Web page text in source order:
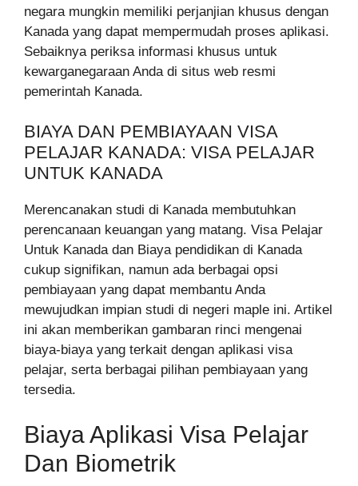
negara mungkin memiliki perjanjian khusus dengan
Kanada yang dapat mempermudah proses aplikasi.
Sebaiknya periksa informasi khusus untuk
kewarganegaraan Anda di situs web resmi
pemerintah Kanada.
BIAYA DAN PEMBIAYAAN VISA
PELAJAR KANADA: VISA PELAJAR
UNTUK KANADA
Merencanakan studi di Kanada membutuhkan
perencanaan keuangan yang matang. Visa Pelajar
Untuk Kanada dan Biaya pendidikan di Kanada
cukup signifikan, namun ada berbagai opsi
pembiayaan yang dapat membantu Anda
mewujudkan impian studi di negeri maple ini. Artikel
ini akan memberikan gambaran rinci mengenai
biaya-biaya yang terkait dengan aplikasi visa
pelajar, serta berbagai pilihan pembiayaan yang
tersedia.
Biaya Aplikasi Visa Pelajar
Dan Biometrik